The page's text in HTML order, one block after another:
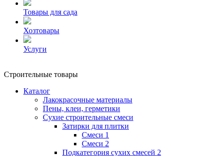
Товары для сада
Хозтовары
Услуги
Строительные товары
Каталог
Лакокрасочные материалы
Пены, клеи, герметики
Сухие строительные смеси
Затирки для плитки
Смеси 1
Смеси 2
Подкатегория сухих смесей 2